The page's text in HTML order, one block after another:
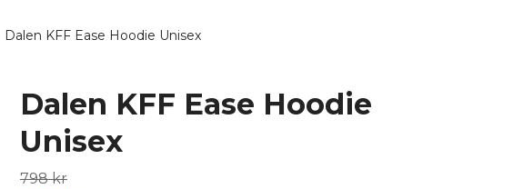
Dalen KFF Ease Hoodie Unisex
Dalen KFF Ease Hoodie
Unisex
798 kr